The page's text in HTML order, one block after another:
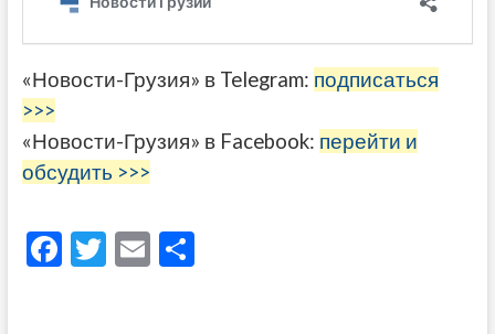
«Новости-Грузия» в Telegram: подписаться
>>>
«Новости-Грузия» в Facebook: перейти и
обсудить >>>
F T E О